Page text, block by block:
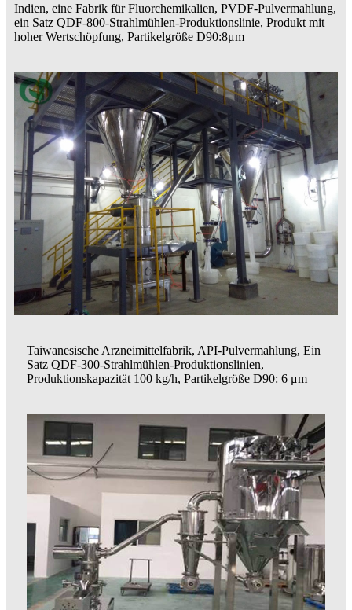
Indien, eine Fabrik für Fluorchemikalien, PVDF-Pulvermahlung,
ein Satz QDF-800-Strahlmühlen-Produktionslinie, Produkt mit
hoher Wertschöpfung, Partikelgröße D90:8μm
Taiwanesische Arzneimittelfabrik, API-Pulvermahlung, Ein
Satz QDF-300-Strahlmühlen-Produktionslinien,
Produktionskapazität 100 kg/h, Partikelgröße D90: 6 μm